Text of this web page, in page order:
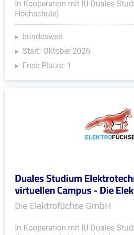
In Kooperation mit IU Duales
Hochschule)
bundesweit
Start: Oktober 2026
Freie Plätze: 1
Duales Studium
virtuellen Campus - Die
Die Elektrofüchse GmbH
In Kooperation mit IU Duales